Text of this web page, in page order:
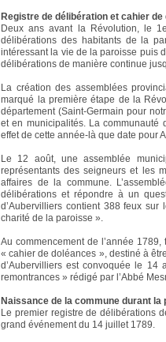
Registre de délibération et cahier
Deux ans avant la Révolution, le
délibérations des habitants de la
intéressant la vie de la paroisse puis
délibérations de manière continue
La création des assemblées
marqué la première étape de la
département (Saint-Germain pour
et en municipalités. La communauté
effet de cette année-là que date pour
Le 12 août, une assemblée
représentants des seigneurs et les
affaires de la commune.
délibérations et répondre à un
d’Aubervilliers contient 388 feux
charité de la paroisse ».
Au commencement de l’année
« cahier de doléances », destiné à
d’Aubervilliers est convoquée le
remontrances » rédigé par l’Abbé
Naissance de la commune durant
Le premier registre de délibérations
grand événement du 14 juillet 1789.